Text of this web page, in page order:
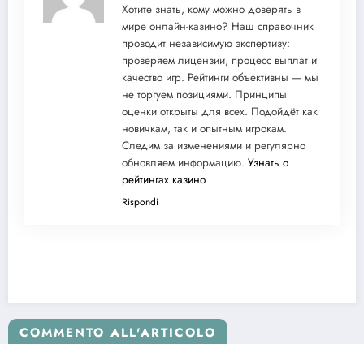
Хотите знать, кому можно доверять в
мире онлайн-казино? Наш справочник
проводит независимую экспертизу:
проверяем лицензии, процесс выплат и
качество игр. Рейтинги объективны — мы
не торгуем позициями. Принципы
оценки открыты для всех. Подойдёт как
новичкам, так и опытным игрокам.
Следим за изменениями и регулярно
обновляем информацию. Узнать о
рейтингах казино
Rispondi
COMMENTO ALL'ARTICOLO